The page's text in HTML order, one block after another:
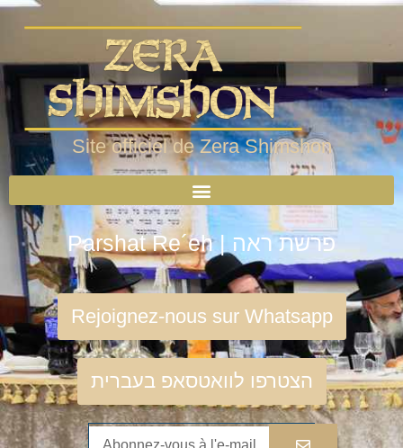
Site officiel de Zera Shimshon
Parshat Re´eh | פרשת ראה
Rejoignez-nous sur Whatsapp
הצטרפו לוואטסאפ בעברית